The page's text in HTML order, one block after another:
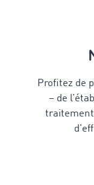
Profitez de
– de
traitement